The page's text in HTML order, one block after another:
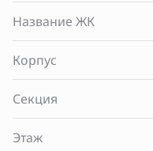
Название ЖК
Корпус
Секция
Этаж